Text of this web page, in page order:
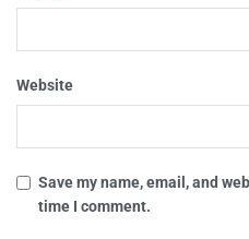
Website
Save my name, email, and
time I comment.